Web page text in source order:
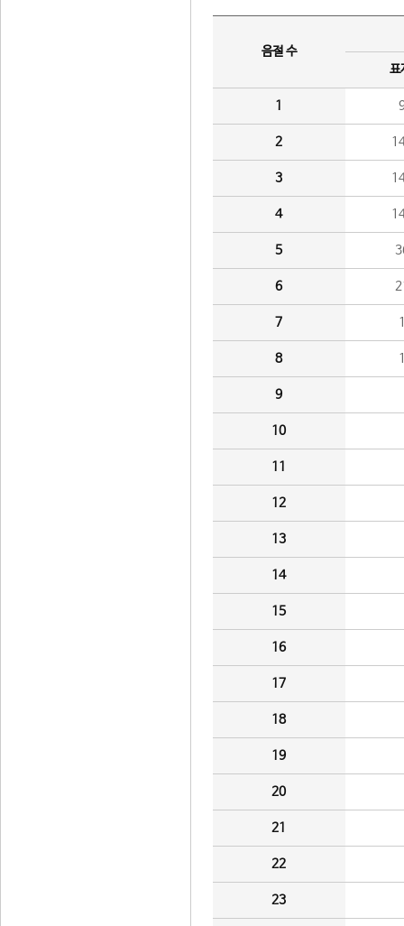
음절 수
표
1
2
3
4
5
6
7
8
9
10
11
12
13
14
15
16
17
18
19
20
21
22
23